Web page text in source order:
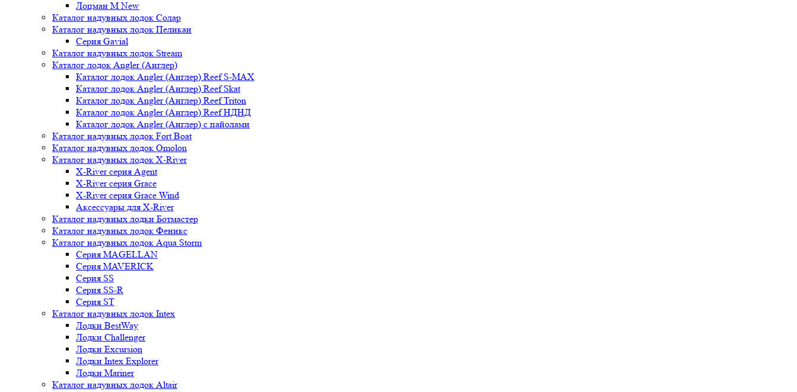
Лоцман М New
Каталог надувных лодок Солар
Каталог надувных лодок Пеликан
Серия Gavial
Каталог надувных лодок Stream
Каталог лодок Angler (Англер)
Каталог лодок Angler (Англер) Reef S-MAX
Каталог лодок Angler (Англер) Reef Skat
Каталог лодок Angler (Англер) Reef Triton
Каталог лодок Angler (Англер) Reef НДНД
Каталог лодок Angler (Англер) с пайолами
Каталог надувных лодок Fort Boat
Каталог надувных лодок Omolon
Каталог надувных лодок X-River
X-River серия Agent
X-River серия Grace
X-River серия Grace Wind
Аксессуары для X-River
Каталог надувных лодки Ботмастер
Каталог надувных лодок Феникc
Каталог надувных лодок Aqua Storm
Серия MAGELLAN
Серия MAVERICK
Серия SS
Серия SS-R
Серия ST
Каталог надувных лодок Intex
Лодки BestWay
Лодки Challenger
Лодки Excursion
Лодки Intex Explorer
Лодки Mariner
Каталог надувных лодок Altair